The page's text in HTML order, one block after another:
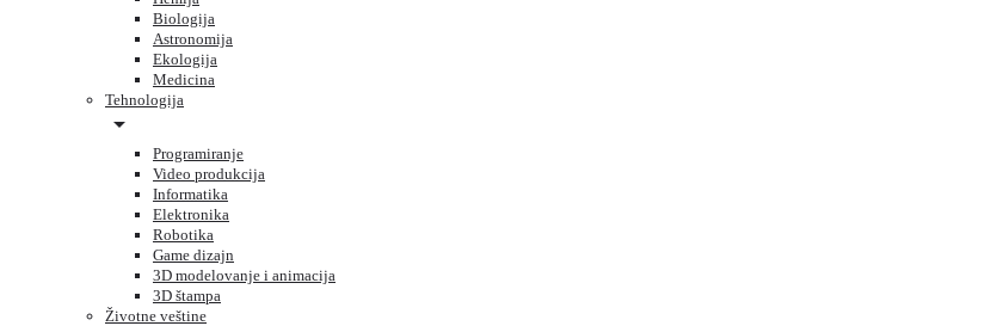
Biologija
Astronomija
Ekologija
Medicina
Tehnologija
Programiranje
Video produkcija
Informatika
Elektronika
Robotika
Game dizajn
3D modelovanje i animacija
3D štampa
Životne veštine